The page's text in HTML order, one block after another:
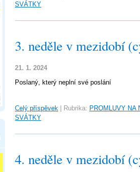
SVÁTKY
3. neděle v mezidobí
21. 1. 2024
Poslaný, který neplní své poslání
Celý příspěvek Rubrika: PROMLUVY NA
SVÁTKY
4. neděle v mezidobí